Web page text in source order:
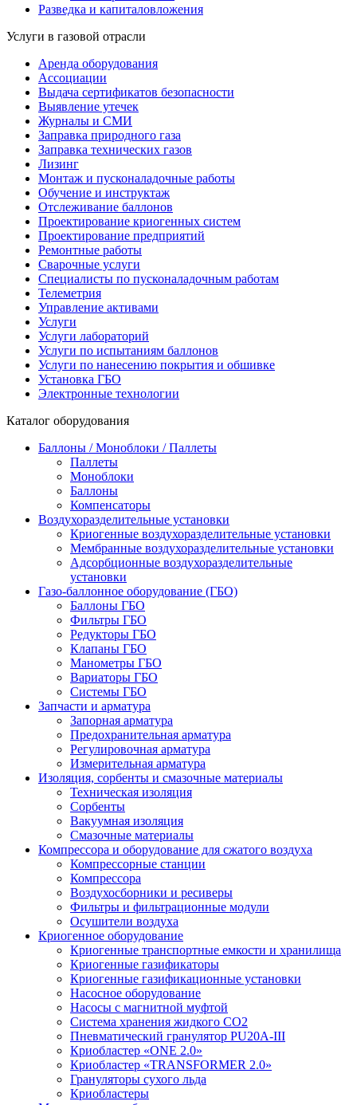
Разведка и капиталовложения
Услуги в газовой отрасли
Аренда оборудования
Ассоциации
Выдача сертификатов безопасности
Выявление утечек
Журналы и СМИ
Заправка природного газа
Заправка технических газов
Лизинг
Монтаж и пусконаладочные работы
Обучение и инструктаж
Отслеживание баллонов
Проектирование криогенных систем
Проектирование предприятий
Ремонтные работы
Сварочные услуги
Специалисты по пусконаладочным работам
Телеметрия
Управление активами
Услуги
Услуги лабораторий
Услуги по испытаниям баллонов
Услуги по нанесению покрытия и обшивке
Установка ГБО
Электронные технологии
Каталог оборудования
Баллоны / Моноблоки / Паллеты
Паллеты
Моноблоки
Баллоны
Компенсаторы
Воздухоразделительные установки
Криогенные воздухоразделительные установки
Мембранные воздухоразделительные установки
Адсорбционные воздухоразделительные
установки
Газо-баллонное оборудование (ГБО)
Баллоны ГБО
Фильтры ГБО
Редукторы ГБО
Клапаны ГБО
Манометры ГБО
Вариаторы ГБО
Системы ГБО
Запчасти и арматура
Запорная арматура
Предохранительная арматура
Регулировочная арматура
Измерительная арматура
Изоляция, сорбенты и смазочные материалы
Техническая изоляция
Сорбенты
Вакуумная изоляция
Смазочные материалы
Компрессора и оборудование для сжатого воздуха
Компрессорные станции
Компрессора
Воздухосборники и ресиверы
Фильтры и фильтрационные модули
Осушители воздуха
Криогенное оборудование
Криогенные транспортные емкости и хранилища
Криогенные газификаторы
Криогенные газификационные установки
Насосное оборудование
Насосы с магнитной муфтой
Система хранения жидкого CO2
Пневматический гранулятор PU20A-III
Криобластер «ONE 2.0»
Криобластер «TRANSFORMER 2.0»
Грануляторы сухого льда
Криобластеры